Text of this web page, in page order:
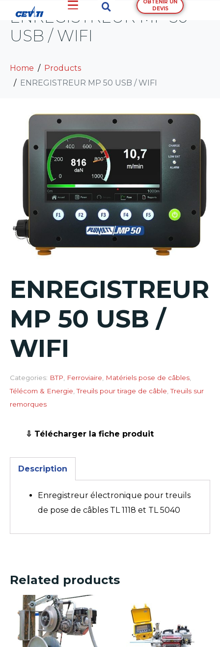
OBTENIR UN
DEVIS
ENREGISTREUR MP 50
USB / WIFI
Home
Products
ENREGISTREUR MP 50 USB / WIFI
ENREGISTREUR
MP 50 USB /
WIFI
Categories: BTP, Ferroviaire, Matériels pose de câbles,
Télécom & Energie,Treuils pour tirage de câble,Treuils sur
remorques
⇩ Télécharger la fiche produit
Description
Enregistreur électronique pour treuils
de pose de câbles TL 1118 et TL 5040
Related products